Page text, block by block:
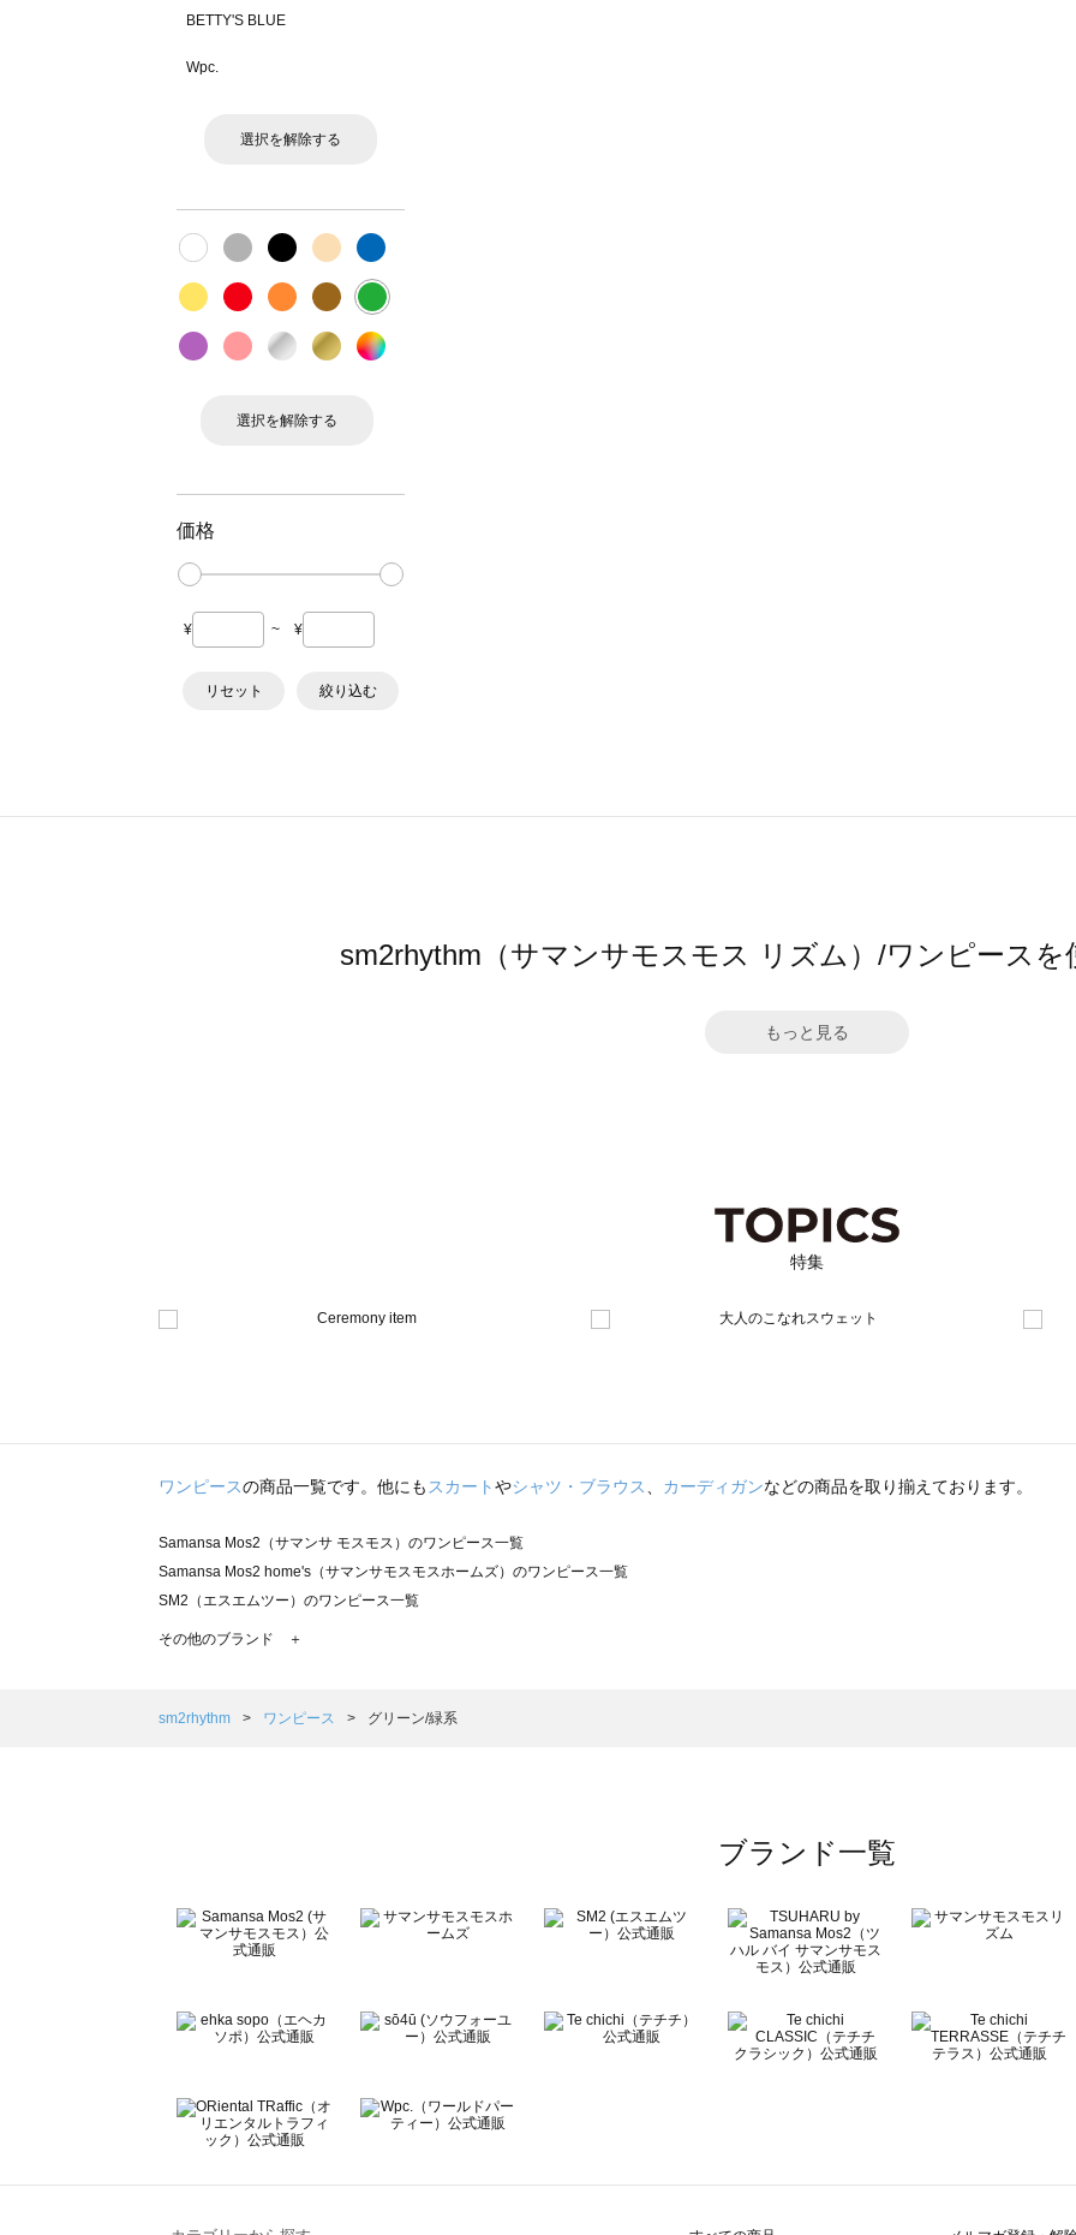
BETTY'S BLUE
Wpc.
選択を解除する
選択を解除する
価格
¥ ~ ¥
リセット 絞り込む
sm2rhythm（サマンサモスモス リズム）/ワンピース
もっと見る
特集
ワンピースの商品一覧です。他にも スカートやシャツ・ブラウス カーディガンなどの商品を取り揃えております。
Samansa Mos2（サマンサ モスモス）のワンピース一覧
Samansa Mos2 home's（サマンサモスモスホームズ）のワンピース一覧
SM2（エスエムツー）のワンピース一覧
TSUHARU by Samansa Mos2（ツハルバイサマンサモスモス）のワンピース一覧
Samansa Mos2 Lagom（サマンサモスモス ラーゴム）のワンピース一覧
BETTY'S BLUE（べティーズブルー）のワンピース一覧
Wpc.（ワールドパーティー）のワンピース一覧
その他のブランド ＋
sm2rhythm ワンピース グリーン/緑系
ブランド一覧